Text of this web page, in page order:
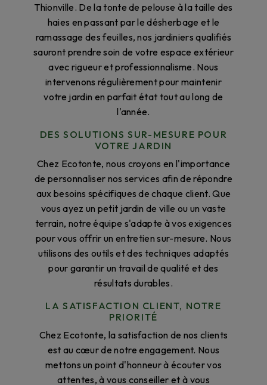
Thionville. De la tonte de pelouse à la taille des
haies en passant par le désherbage et le
ramassage des feuilles, nos jardiniers qualifiés
sauront prendre soin de votre espace extérieur
avec rigueur et professionnalisme. Nous
intervenons régulièrement pour maintenir
votre jardin en parfait état tout au long de
l'année.
DES SOLUTIONS SUR-MESURE POUR
VOTRE JARDIN
Chez Ecotonte, nous croyons en l'importance
de personnaliser nos services afin de répondre
aux besoins spécifiques de chaque client. Que
vous ayez un petit jardin de ville ou un vaste
terrain, notre équipe s'adapte à vos exigences
pour vous offrir un entretien sur-mesure. Nous
utilisons des outils et des techniques adaptés
pour garantir un travail de qualité et des
résultats durables.
LA SATISFACTION CLIENT, NOTRE
PRIORITÉ
Chez Ecotonte, la satisfaction de nos clients
est au cœur de notre engagement. Nous
mettons un point d'honneur à écouter vos
attentes, à vous conseiller et à vous